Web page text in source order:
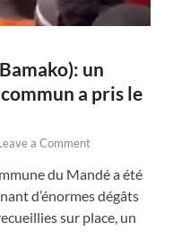
un
a pris le
a Comment
du Mandé a été
d’énormes dégâts
sur place, un